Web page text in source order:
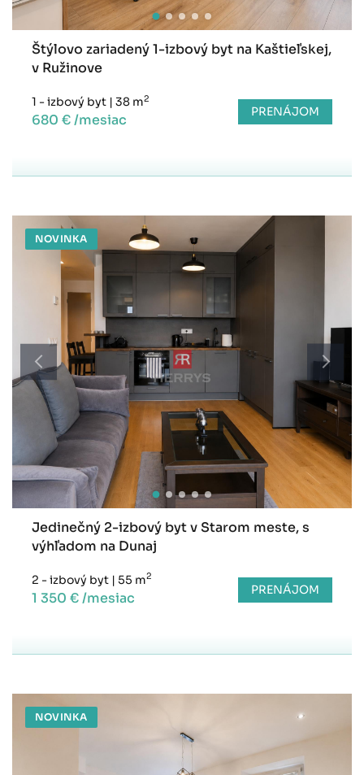
Štýlovo zariadený 1-izbový byt na Kaštieľskej,
v Ružinove
1 - izbový byt | 38 m2
680 € /mesiac PRENÁJOM
NOVINKA
Jedinečný 2-izbový byt v Starom meste, s
výhľadom na Dunaj
2 - izbový byt | 55 m2
1 350 € /mesiac PRENÁJOM
NOVINKA